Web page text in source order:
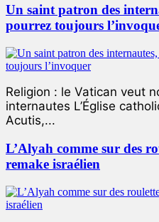
Un saint patron des
pourrez toujours
Religion : le Vatican veut
internautes L’Église
Acutis,...
L’Alyah comme sur des
remake israélien